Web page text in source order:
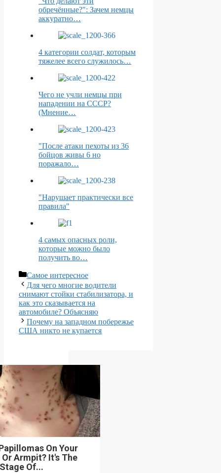
обречённые?": Зачем немцы
аккуратно…
4 категории солдат, которым
тяжелее всего служилось…
Чего не учли немцы при
нападении на СССР?
(Мнение…
"После атаки пехоты из 36
бойцов живы 6 но
поражало…
"Нарушает практически все
правила"
4 самых опасных роли,
которые можно было
получить во…
Рубрики
Самое интересное
Для чего многие водители
снимают стойки стабилизатора, и
как это сказывается на
автомобиле? Объясняю
Почему на западном побережье
США никто не купается
On Your
Armpit? It's The
Of...